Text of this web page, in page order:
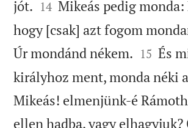
jót. 

14 Mikeás pedig monda:
hogy [csak] azt fogom
Úr mondánd nékem. 

15 És
királyhoz ment, monda néki
Mikeás! elmenjünk-é
ellen hadba, vagy elhagyjuk?